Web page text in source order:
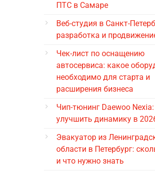
ПТС в Самаре
Веб-студия в Санкт-
разработка и
Чек-лист по оснащению
автосервиса: какое
необходимо для старта и
расширения бизнеса
Чип-тюнинг Daewoo
улучшить динамику в
Эвакуатор из
области в Петербург:
и что нужно знать